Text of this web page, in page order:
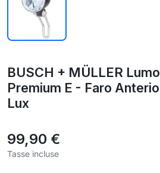
BUSCH + MÜLLER
Premium E - Faro
Lux
99,90 €
Tasse incluse